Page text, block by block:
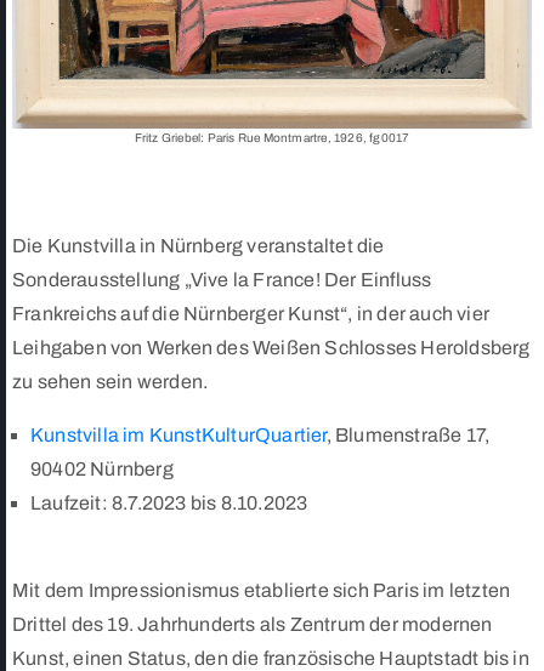
Fritz Griebel: Paris Rue Montmartre, 1926, fg0017
Die Kunstvilla in Nürnberg veranstaltet die
Sonderausstellung „Vive la France! Der Einfluss
Frankreichs auf die Nürnberger Kunst“, in der auch vier
Leihgaben von Werken des Weißen Schlosses Heroldsberg
zu sehen sein werden.
Kunstvilla im KunstKulturQuartier, Blumenstraße 17,
90402 Nürnberg
Laufzeit: 8.7.2023 bis 8.10.2023
Mit dem Impressionismus etablierte sich Paris im letzten
Drittel des 19. Jahrhunderts als Zentrum der modernen
Kunst, einen Status, den die französische Hauptstadt bis in